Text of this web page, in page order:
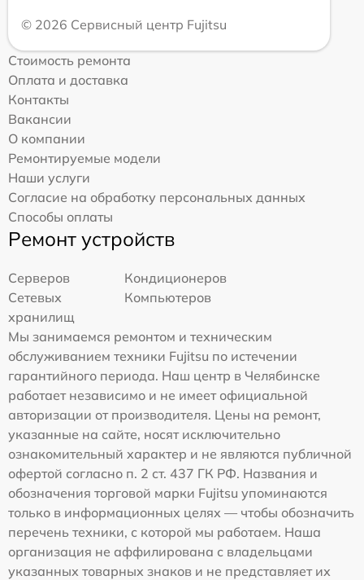
© 2026 Сервисный центр Fujitsu
Стоимость ремонта
Оплата и доставка
Контакты
Вакансии
О компании
Ремонтируемые модели
Наши услуги
Согласие на обработку персональных данных
Способы оплаты
Ремонт устройств
Серверов
Кондиционеров
Сетевых
хранилищ
Компьютеров
Мы занимаемся ремонтом и техническим
обслуживанием техники Fujitsu по истечении
гарантийного периода. Наш центр в Челябинске
работает независимо и не имеет официальной
авторизации от производителя. Цены на ремонт,
указанные на сайте, носят исключительно
ознакомительный характер и не являются публичной
офертой согласно п. 2 ст. 437 ГК РФ. Названия и
обозначения торговой марки Fujitsu упоминаются
только в информационных целях — чтобы обозначить
перечень техники, с которой мы работаем. Наша
организация не аффилирована с владельцами
указанных товарных знаков и не представляет их